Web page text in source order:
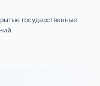
государственные